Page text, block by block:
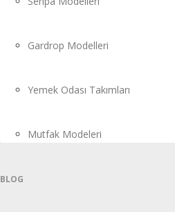
Gardrop Modelleri
Yemek Odası Takımları
Mutfak Modeleri
BLOG